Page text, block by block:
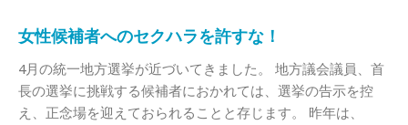
女性候補者へのセクハラを許すな！
4月の統一地方選挙が近づいてきました。 地方議会議員、首
長の選挙に挑戦する候補者におかれては、選挙の告示を控
え、正念場を迎えておられることと存じます。 昨年は、